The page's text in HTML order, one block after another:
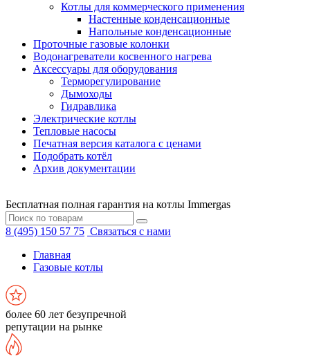
Котлы для коммерческого применения
Настенные конденсационные
Напольные конденсационные
Проточные газовые колонки
Водонагреватели косвенного нагрева
Аксессуары для оборудования
Терморегулирование
Дымоходы
Гидравлика
Электрические котлы
Тепловые насосы
Печатная версия каталога с ценами
Подобрать котёл
Архив документации
Бесплатная полная гарантия на котлы Immergas
8 (495) 150 57 75 Связаться с нами
Главная
Газовые котлы
более 60 лет безупречной
репутации на рынке